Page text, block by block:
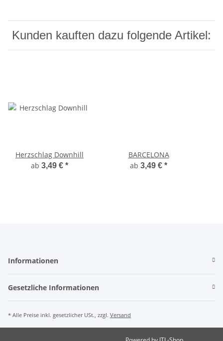
Kunden kauften dazu folgende Artikel:
Herzschlag Downhill
ab 3,49 € *
BARCELONA
ab 3,49 € *
Informationen
Gesetzliche Informationen
* Alle Preise inkl. gesetzlicher USt., zzgl. Versand